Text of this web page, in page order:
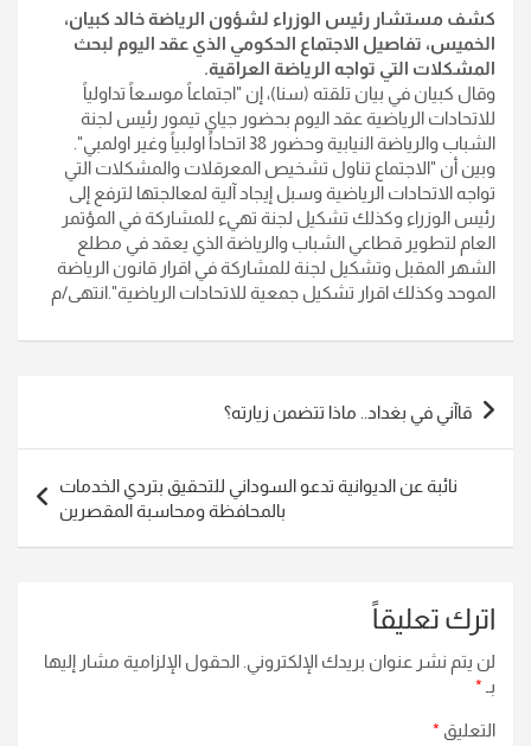
كشف مستشار رئيس الوزراء لشؤون الرياضة خالد كبيان،
الخميس، تفاصيل الاجتماع الحكومي الذي عقد اليوم لبحث
المشكلات التي تواجه الرياضة العراقية.
وقال كبيان في بيان تلقته (سنا)، إن "اجتماعاً موسعاً تداولياً
للاتحادات الرياضية عقد اليوم بحضور جياي تيمور رئيس لجنة
الشباب والرياضة النيابية وحضور 38 اتحاداً اولبياً وغير اولمبي".
وبين أن "الاجتماع تناول تشخيص المعرقلات والمشكلات التي
تواجه الاتحادات الرياضية وسبل إيجاد آلية لمعالجتها لترفع إلى
رئيس الوزراء وكذلك تشكيل لجنة تهيء للمشاركة في المؤتمر
العام لتطوير قطاعي الشباب والرياضة الذي يعقد في مطلع
الشهر المقبل وتشكيل لجنة للمشاركة في اقرار قانون الرياضة
الموحد وكذلك اقرار تشكيل جمعية للاتحادات الرياضية".انتهى/م
تصفّح
المقالات
قاآني في بغداد.. ماذا تتضمن زيارته؟
نائبة عن الديوانية تدعو السوداني للتحقيق بتردي الخدمات
بالمحافظة ومحاسبة المقصرين
اترك تعليقاً
لن يتم نشر عنوان بريدك الإلكتروني. الحقول الإلزامية مشار إليها
بـ *
التعليق *